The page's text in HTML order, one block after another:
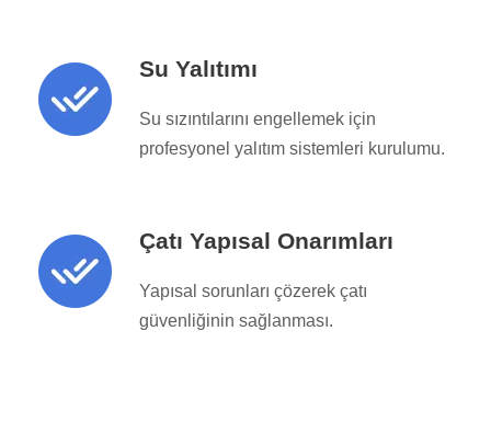
Su Yalıtımı
Su sızıntılarını engellemek için
profesyonel yalıtım sistemleri kurulumu.
Çatı Yapısal Onarımları
Yapısal sorunları çözerek çatı
güvenliğinin sağlanması.